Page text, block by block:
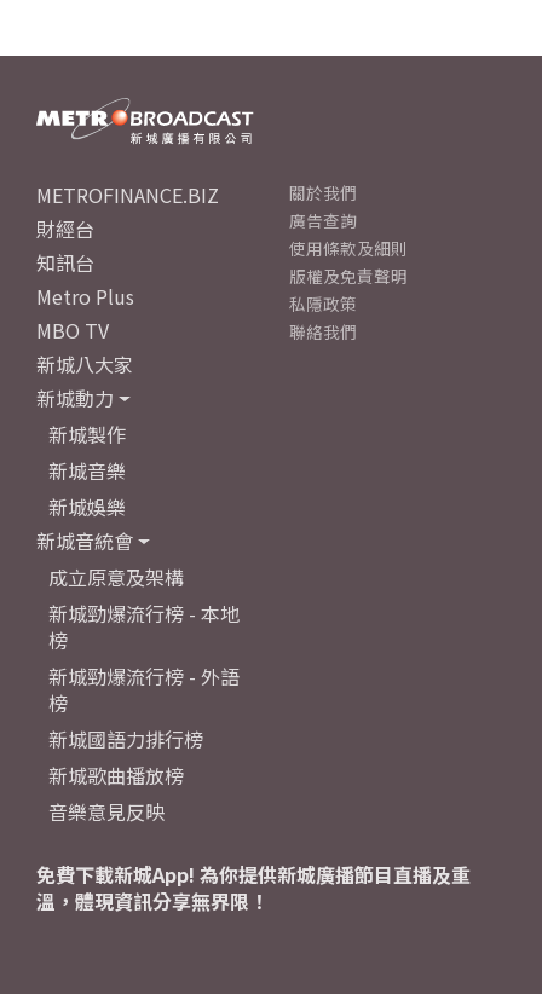
METROFINANCE.BIZ
財經台
知訊台
Metro Plus
MBO TV
新城八大家
新城動力
新城製作
新城音樂
新城娛樂
新城音統會
成立原意及架構
新城勁爆流行榜 - 本地
榜
新城勁爆流行榜 - 外語
榜
新城國語力排行榜
新城歌曲播放榜
音樂意見反映
關於我們
廣告查詢
使用條款及細則
版權及免責聲明
私隱政策
聯絡我們
免費下載新城App! 為你提供新城廣播節目直播及重
溫，體現資訊分享無界限！